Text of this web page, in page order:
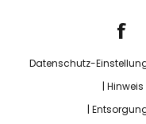
Datenschutz-